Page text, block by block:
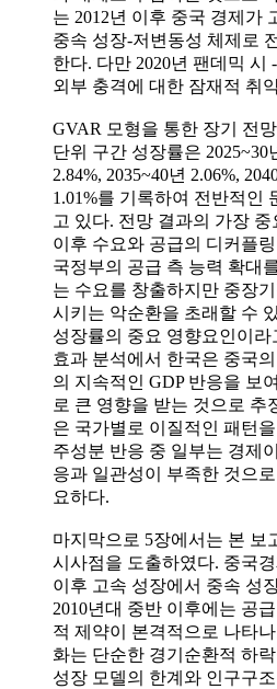
는 2012년 이후 중국 경제가
중속 성장-저변동성 체제로
한다. 다만 2020년 팬데믹 시
외부 충격에 대한 잠재적 취
GVAR 모형을 통한 장기 전
단위 구간 성장률은 2025~30
2.84%, 2035~40년 2.06%,
1.01%를 기록하여 전반적인
고 있다. 전망 결과의 가장
이후 수요와 공급의 디커플
국정부의 공급 측 능력 확대
는 수요를 창출하지만 중장
시키는 악순환을 초래할 수
성장률의 중요 영향요인이
효과 분석에서 한국은 중국
의 지속적인 GDP 반응을 보
로 큰 영향을 받는 것으로 추
은 국가별로 이질적인 패턴
주성분 반응 중 일부는 경제
응과 일관성이 부족한 것으
요하다.
마지막으로 5장에서는 본 보
시사점을 도출하였다. 중국
이후 고속 성장에서 중속 성
2010년대 중반 이후에는 공
적 제약이 본격적으로 나타
화는 단순한 경기순환적 하
성장 모델의 한계와 인구구